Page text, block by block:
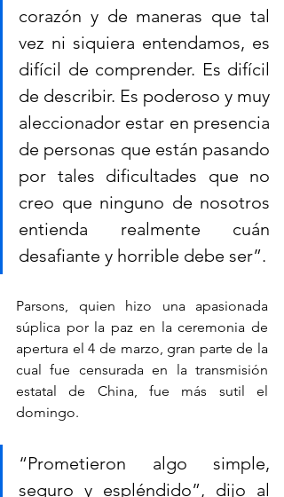
corazón y de maneras que tal
vez ni siquiera entendamos, es
difícil de comprender. Es difícil
de describir. Es poderoso y muy
aleccionador estar en presencia
de personas que están pasando
por tales dificultades que no
creo que ninguno de nosotros
entienda realmente cuán
desafiante y horrible debe ser”.
Parsons, quien hizo una apasionada
súplica por la paz en la ceremonia de
apertura el 4 de marzo, gran parte de la
cual fue censurada en la transmisión
estatal de China, fue más sutil el
domingo.
“Prometieron algo simple,
seguro y espléndido”, dijo al